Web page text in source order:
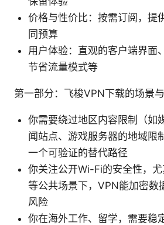
价格与性价比：按需订阅，提
同预算
用户体验：直观的客户端界面
节省流量模式等
第一部分：飞梭VPN下载的场景
你需要绕过地区内容限制（如
闻站点、游戏服务器的地域限
一个可验证的替代路径
你关注公开Wi-Fi的安全性，
等公共场景下，VPN能加密数
风险
你在海外工作、留学，需要稳